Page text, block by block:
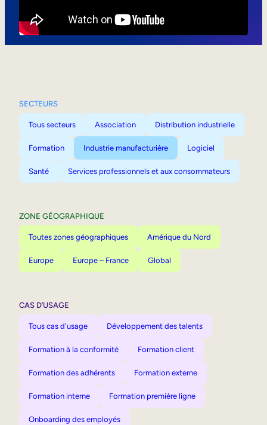
SECTEURS
Tous secteurs Association Distribution industrielle
Formation Industrie manufacturière Logiciel
Santé Services professionnels et aux consommateurs
ZONE GÉOGRAPHIQUE
Toutes zones géographiques Amérique du Nord
Europe Europe – France Global
CAS D’USAGE
Tous cas d'usage Développement des talents
Formation à la conformité Formation client
Formation des adhérents Formation externe
Formation interne Formation première ligne
Onboarding des employés